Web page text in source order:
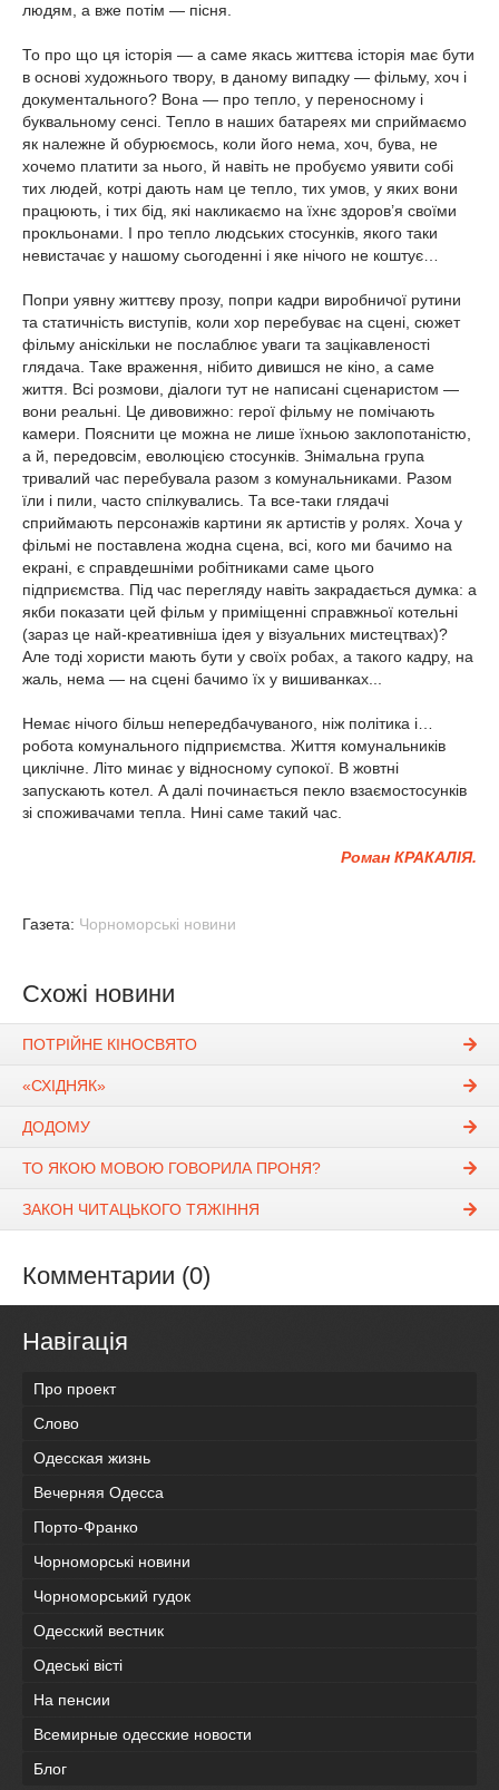
людям, а вже потім — пісня.
То про що ця історія — а саме якась життєва історія має бути
в основі художнього твору, в даному випадку — фільму, хоч і
документального? Вона — про тепло, у переносному і
буквальному сенсі. Тепло в наших батареях ми сприймаємо
як належне й обурюємось, коли його нема, хоч, бува, не
хочемо платити за нього, й навіть не пробуємо уявити собі
тих людей, котрі дають нам це тепло, тих умов, у яких вони
працюють, і тих бід, які накликаємо на їхнє здоров’я своїми
прокльонами. І про тепло людських стосунків, якого таки
невистачає у нашому сьогоденні і яке нічого не коштує…
Попри уявну життєву прозу, попри кадри виробничої рутини
та статичність виступів, коли хор перебуває на сцені, сюжет
фільму аніскільки не послаблює уваги та зацікавленості
глядача. Таке враження, нібито дивишся не кіно, а саме
життя. Всі розмови, діалоги тут не написані сценаристом —
вони реальні. Це дивовижно: герої фільму не помічають
камери. Пояснити це можна не лише їхньою заклопотаністю,
а й, передовсім, еволюцією стосунків. Знімальна група
тривалий час перебувала разом з комунальниками. Разом
їли і пили, часто спілкувались. Та все-таки глядачі
сприймають персонажів картини як артистів у ролях. Хоча у
фільмі не поставлена жодна сцена, всі, кого ми бачимо на
екрані, є справдешніми робітниками саме цього
підприємства. Під час перегляду навіть закрадається думка: а
якби показати цей фільм у приміщенні справжньої котельні
(зараз це най-креативніша ідея у візуальних мистецтвах)?
Але тоді хористи мають бути у своїх робах, а такого кадру, на
жаль, нема — на сцені бачимо їх у вишиванках...
Немає нічого більш непередбачуваного, ніж політика і…
робота комунального підприємства. Життя комунальників
циклічне. Літо минає у відносному супокої. В жовтні
запускають котел. А далі починається пекло взаємостосунків
зі споживачами тепла. Нині саме такий час.
Роман КРАКАЛІЯ.
Газета: Чорноморські новини
Схожі новини
ПОТРІЙНЕ КІНОСВЯТО
«СХІДНЯК»
ДОДОМУ
ТО ЯКОЮ МОВОЮ ГОВОРИЛА ПРОНЯ?
ЗАКОН ЧИТАЦЬКОГО ТЯЖІННЯ
Комментарии (0)
Навігація
Про проект
Слово
Одесская жизнь
Вечерняя Одесса
Порто-Франко
Чорноморські новини
Чорноморський гудок
Одесский вестник
Одеськi вiстi
На пенсии
Всемирные одесские новости
Блог